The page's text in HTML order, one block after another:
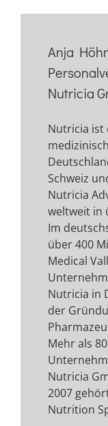
Anja
Nutricia
Nutricia ist
Schweiz
Nutricia
weltweit in
Im
über 400
Medical
Nutricia in
der
Mehr als
Nutricia
2007
Nutrition